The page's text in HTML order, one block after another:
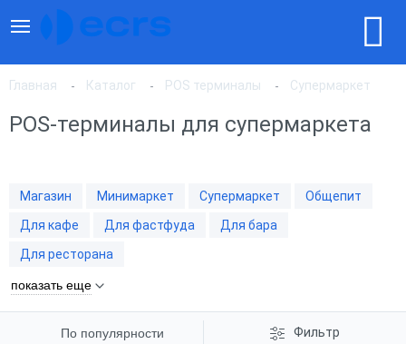
Главная Каталог POS терминалы Супермаркет
POS-терминалы для супермаркета
Магазин Минимаркет Супермаркет
Общепит
Для кафе
Для фастфуда
Для бара
Для ресторана
показать еще
По популярности Фильтр
По цене, по возрастанию